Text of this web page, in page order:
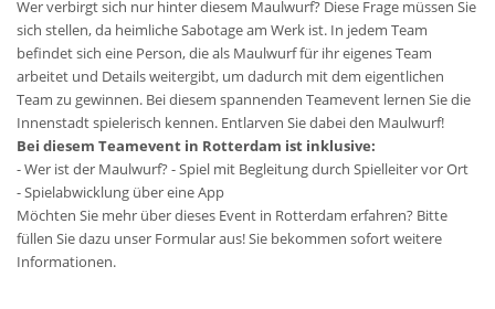
Wer verbirgt sich nur hinter diesem Maulwurf? Diese Frage müssen Sie
sich stellen, da heimliche Sabotage am Werk ist. In jedem Team
befindet sich eine Person, die als Maulwurf für ihr eigenes Team
arbeitet und Details weitergibt, um dadurch mit dem eigentlichen
Team zu gewinnen. Bei diesem spannenden Teamevent lernen Sie die
Innenstadt spielerisch kennen. Entlarven Sie dabei den Maulwurf!
Bei diesem Teamevent in Rotterdam ist inklusive:
- Wer ist der Maulwurf? - Spiel mit Begleitung durch Spielleiter vor Ort
- Spielabwicklung über eine App
Möchten Sie mehr über dieses Event in Rotterdam erfahren? Bitte
füllen Sie dazu unser Formular aus! Sie bekommen sofort weitere
Informationen.